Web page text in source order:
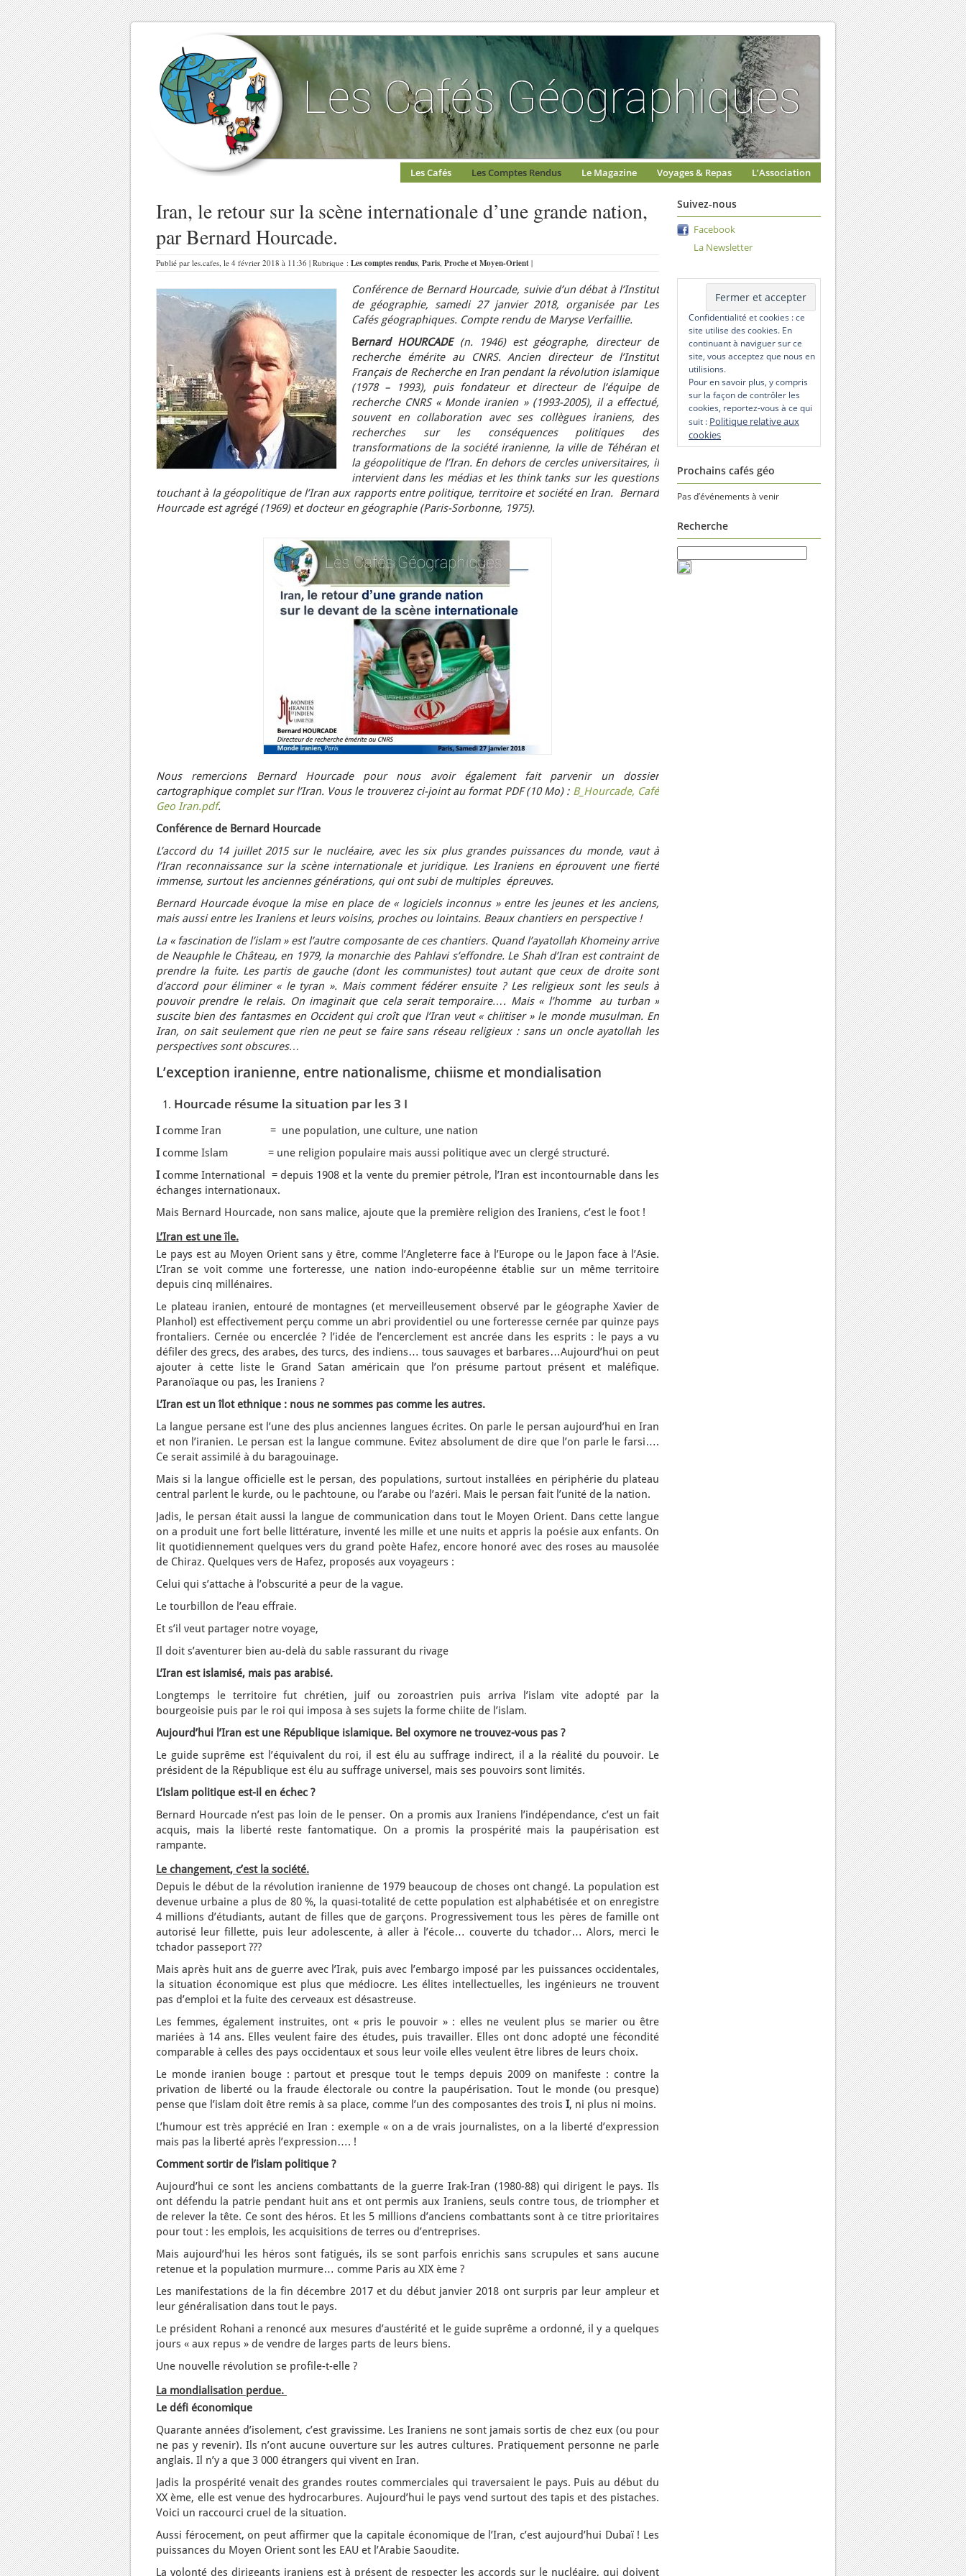
Les Cafés Les Comptes Rendus Le Magazine Voyages & Repas L’Association
Iran, le retour sur la scène internationale d’une grande nation,
par Bernard Hourcade.
Publié par les.cafes, le 4 février 2018 à 11:36 | Rubrique : Les comptes rendus, Paris, Proche et Moyen-Orient |
Conférence de Bernard Hourcade, suivie d’un débat à l’Institut
de géographie, samedi 27 janvier 2018, organisée par Les
Cafés géographiques. Compte rendu de Maryse Verfaillie.
Bernard HOURCADE (n. 1946) est géographe, directeur de
recherche émérite au CNRS. Ancien directeur de l’Institut
Français de Recherche en Iran pendant la révolution islamique
(1978 – 1993), puis fondateur et directeur de l’équipe de
recherche CNRS « Monde iranien » (1993-2005), il a effectué,
souvent en collaboration avec ses collègues iraniens, des
recherches sur les conséquences politiques des
transformations de la société iranienne, la ville de Téhéran et
la géopolitique de l’Iran. En dehors de cercles universitaires, il
intervient dans les médias et les think tanks sur les questions
touchant à la géopolitique de l’Iran aux rapports entre politique, territoire et société en Iran. Bernard
Hourcade est agrégé (1969) et docteur en géographie (Paris-Sorbonne, 1975).
Nous remercions Bernard Hourcade pour nous avoir également fait parvenir un dossier
cartographique complet sur l’Iran. Vous le trouverez ci-joint au format PDF (10 Mo) : B_Hourcade, Café
Geo Iran.pdf.
Conférence de Bernard Hourcade
L’accord du 14 juillet 2015 sur le nucléaire, avec les six plus grandes puissances du monde, vaut à
l’Iran reconnaissance sur la scène internationale et juridique. Les Iraniens en éprouvent une fierté
immense, surtout les anciennes générations, qui ont subi de multiples épreuves.
Bernard Hourcade évoque la mise en place de « logiciels inconnus » entre les jeunes et les anciens,
mais aussi entre les Iraniens et leurs voisins, proches ou lointains. Beaux chantiers en perspective !
La « fascination de l’islam » est l’autre composante de ces chantiers. Quand l’ayatollah Khomeiny arrive
de Neauphle le Château, en 1979, la monarchie des Pahlavi s’effondre. Le Shah d’Iran est contraint de
prendre la fuite. Les partis de gauche (dont les communistes) tout autant que ceux de droite sont
d’accord pour éliminer « le tyran ». Mais comment fédérer ensuite ? Les religieux sont les seuls à
pouvoir prendre le relais. On imaginait que cela serait temporaire…. Mais « l’homme au turban »
suscite bien des fantasmes en Occident qui croît que l’Iran veut « chiitiser » le monde musulman. En
Iran, on sait seulement que rien ne peut se faire sans réseau religieux : sans un oncle ayatollah les
perspectives sont obscures…
L’exception iranienne, entre nationalisme, chiisme et mondialisation
Hourcade résume la situation par les 3 I
I comme Iran = une population, une culture, une nation
I comme Islam = une religion populaire mais aussi politique avec un clergé structuré.
I comme International = depuis 1908 et la vente du premier pétrole, l’Iran est incontournable dans les
échanges internationaux.
Mais Bernard Hourcade, non sans malice, ajoute que la première religion des Iraniens, c’est le foot !
L’Iran est une île.
Le pays est au Moyen Orient sans y être, comme l’Angleterre face à l’Europe ou le Japon face à l’Asie.
L’Iran se voit comme une forteresse, une nation indo-européenne établie sur un même territoire
depuis cinq millénaires.
Le plateau iranien, entouré de montagnes (et merveilleusement observé par le géographe Xavier de
Planhol) est effectivement perçu comme un abri providentiel ou une forteresse cernée par quinze pays
frontaliers. Cernée ou encerclée ? l’idée de l’encerclement est ancrée dans les esprits : le pays a vu
défiler des grecs, des arabes, des turcs, des indiens… tous sauvages et barbares…Aujourd’hui on peut
ajouter à cette liste le Grand Satan américain que l’on présume partout présent et maléfique.
Paranoïaque ou pas, les Iraniens ?
L’Iran est un îlot ethnique : nous ne sommes pas comme les autres.
La langue persane est l’une des plus anciennes langues écrites. On parle le persan aujourd’hui en Iran
et non l’iranien. Le persan est la langue commune. Evitez absolument de dire que l’on parle le farsi….
Ce serait assimilé à du baragouinage.
Mais si la langue officielle est le persan, des populations, surtout installées en périphérie du plateau
central parlent le kurde, ou le pachtoune, ou l’arabe ou l’azéri. Mais le persan fait l’unité de la nation.
Jadis, le persan était aussi la langue de communication dans tout le Moyen Orient. Dans cette langue
on a produit une fort belle littérature, inventé les mille et une nuits et appris la poésie aux enfants. On
lit quotidiennement quelques vers du grand poète Hafez, encore honoré avec des roses au mausolée
de Chiraz. Quelques vers de Hafez, proposés aux voyageurs :
Celui qui s’attache à l’obscurité a peur de la vague.
Le tourbillon de l’eau effraie.
Et s’il veut partager notre voyage,
Il doit s’aventurer bien au-delà du sable rassurant du rivage
L’Iran est islamisé, mais pas arabisé.
Longtemps le territoire fut chrétien, juif ou zoroastrien puis arriva l’islam vite adopté par la
bourgeoisie puis par le roi qui imposa à ses sujets la forme chiite de l’islam.
Aujourd’hui l’Iran est une République islamique. Bel oxymore ne trouvez-vous pas ?
Le guide suprême est l’équivalent du roi, il est élu au suffrage indirect, il a la réalité du pouvoir. Le
président de la République est élu au suffrage universel, mais ses pouvoirs sont limités.
L’islam politique est-il en échec ?
Bernard Hourcade n’est pas loin de le penser. On a promis aux Iraniens l’indépendance, c’est un fait
acquis, mais la liberté reste fantomatique. On a promis la prospérité mais la paupérisation est
rampante.
Le changement, c’est la société.
Depuis le début de la révolution iranienne de 1979 beaucoup de choses ont changé. La population est
devenue urbaine a plus de 80 %, la quasi-totalité de cette population est alphabétisée et on enregistre
4 millions d’étudiants, autant de filles que de garçons. Progressivement tous les pères de famille ont
autorisé leur fillette, puis leur adolescente, à aller à l’école… couverte du tchador… Alors, merci le
tchador passeport ???
Mais après huit ans de guerre avec l’Irak, puis avec l’embargo imposé par les puissances occidentales,
la situation économique est plus que médiocre. Les élites intellectuelles, les ingénieurs ne trouvent
pas d’emploi et la fuite des cerveaux est désastreuse.
Les femmes, également instruites, ont « pris le pouvoir » : elles ne veulent plus se marier ou être
mariées à 14 ans. Elles veulent faire des études, puis travailler. Elles ont donc adopté une fécondité
comparable à celles des pays occidentaux et sous leur voile elles veulent être libres de leurs choix.
Le monde iranien bouge : partout et presque tout le temps depuis 2009 on manifeste : contre la
privation de liberté ou la fraude électorale ou contre la paupérisation. Tout le monde (ou presque)
pense que l’islam doit être remis à sa place, comme l’un des composantes des trois I, ni plus ni moins.
L’humour est très apprécié en Iran : exemple « on a de vrais journalistes, on a la liberté d’expression
mais pas la liberté après l’expression…. !
Comment sortir de l’islam politique ?
Aujourd’hui ce sont les anciens combattants de la guerre Irak-Iran (1980-88) qui dirigent le pays. Ils
ont défendu la patrie pendant huit ans et ont permis aux Iraniens, seuls contre tous, de triompher et
de relever la tête. Ce sont des héros. Et les 5 millions d’anciens combattants sont à ce titre prioritaires
pour tout : les emplois, les acquisitions de terres ou d’entreprises.
Mais aujourd’hui les héros sont fatigués, ils se sont parfois enrichis sans scrupules et sans aucune
retenue et la population murmure… comme Paris au XIX ème ?
Les manifestations de la fin décembre 2017 et du début janvier 2018 ont surpris par leur ampleur et
leur généralisation dans tout le pays.
Le président Rohani a renoncé aux mesures d’austérité et le guide suprême a ordonné, il y a quelques
jours « aux repus » de vendre de larges parts de leurs biens.
Une nouvelle révolution se profile-t-elle ?
La mondialisation perdue.
Le défi économique
Quarante années d’isolement, c’est gravissime. Les Iraniens ne sont jamais sortis de chez eux (ou pour
ne pas y revenir). Ils n’ont aucune ouverture sur les autres cultures. Pratiquement personne ne parle
anglais. Il n’y a que 3 000 étrangers qui vivent en Iran.
Jadis la prospérité venait des grandes routes commerciales qui traversaient le pays. Puis au début du
XX ème, elle est venue des hydrocarbures. Aujourd’hui le pays vend surtout des tapis et des pistaches.
Voici un raccourci cruel de la situation.
Aussi férocement, on peut affirmer que la capitale économique de l’Iran, c’est aujourd’hui Dubaï ! Les
puissances du Moyen Orient sont les EAU et l’Arabie Saoudite.
La volonté des dirigeants iraniens est à présent de respecter les accords sur le nucléaire, qui doivent
Suivez-nous
Facebook
La Newsletter
Confidentialité et cookies : ce
site utilise des cookies. En
continuant à naviguer sur ce
site, vous acceptez que nous en
utilisions.
Pour en savoir plus, y compris
sur la façon de contrôler les
cookies, reportez-vous à ce qui
suit : Politique relative aux
cookies
Prochains cafés géo
Pas d’événements à venir
Recherche